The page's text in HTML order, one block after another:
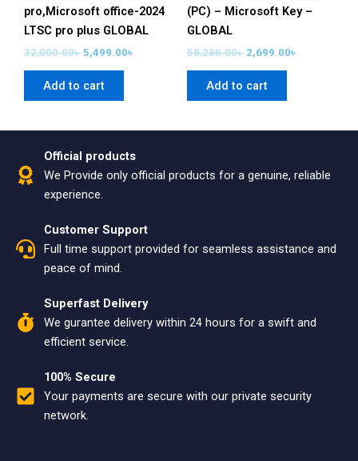
pro,Microsoft office-2024
LTSC pro plus GLOBAL
32,000.00৳ 5,499.00৳
Add to cart
(PC) – Microsoft Key –
GLOBAL
58,280.00৳ 2,699.00৳
Add to cart
Official products
We Provide only official products for a genuine, reliable
experience.
Customer Support
Full time support provided for seamless assistance and
peace of mind.
Superfast Delivery
We gurantee delivery within 24 hours for a swift and
efficient service.
100% Secure
Your payments are secure with our private security
network.